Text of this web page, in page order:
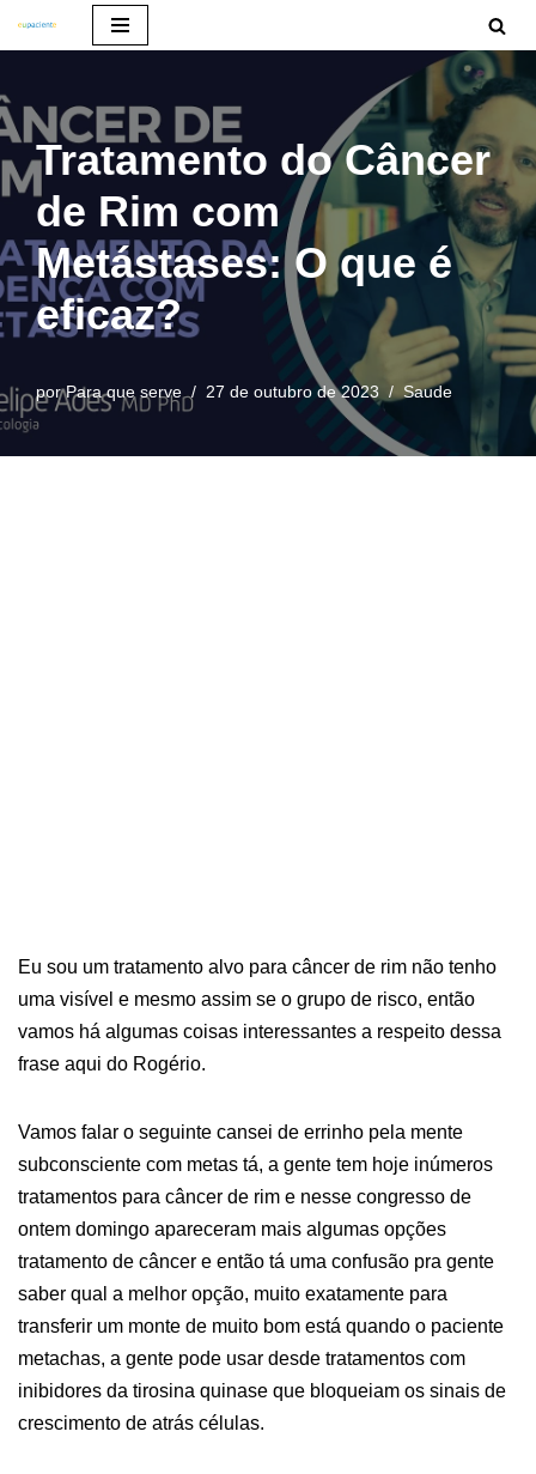
o
conteúdo
Tratamento do Câncer
de Rim com
Metástases: O que é
eficaz?
porPara que serve 27 de outubro de 2023 Saude
Eu sou um tratamento alvo para câncer de rim não tenho
uma visível e mesmo assim se o grupo de risco, então
vamos há algumas coisas interessantes a respeito dessa
frase aqui do Rogério.
Vamos falar o seguinte cansei de errinho pela mente
subconsciente com metas tá, a gente tem hoje inúmeros
tratamentos para câncer de rim e nesse congresso de
ontem domingo apareceram mais algumas opções
tratamento de câncer e então tá uma confusão pra gente
saber qual a melhor opção, muito exatamente para
transferir um monte de muito bom está quando o paciente
metachas, a gente pode usar desde tratamentos com
inibidores da tirosina quinase que bloqueiam os sinais de
crescimento de atrás células.